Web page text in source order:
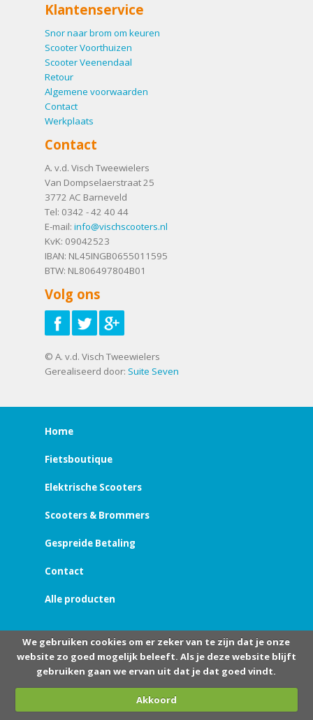
Klantenservice
Snor naar brom om keuren
Scooter Voorthuizen
Scooter Veenendaal
Retour
Algemene voorwaarden
Contact
Werkplaats
Contact
A. v.d. Visch Tweewielers
Van Dompselaerstraat 25
3772 AC Barneveld
Tel: 0342 - 42 40 44
E-mail: info@vischscooters.nl
KvK: 09042523
IBAN: NL45INGB0655011595
BTW: NL806497804B01
Volg ons
© A. v.d. Visch Tweewielers
Gerealiseerd door: Suite Seven
Home
Fietsboutique
Elektrische Scooters
Scooters & Brommers
Gespreide Betaling
Contact
Alle producten
We gebruiken cookies om er zeker van te zijn dat je onze
website zo goed mogelijk beleeft. Als je deze website blijft
gebruiken gaan we ervan uit dat je dat goed vindt.
Akkoord